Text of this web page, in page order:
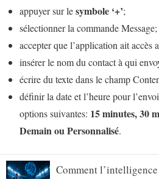
appuyer sur lesymbole ‘+’;
sélectionner la commande Message;
accepter que l’application ait accès
insérer le nom du contact à qui
écrire du texte dans le champ
définir la date et l’heure pour
options suivantes: 15 minutes, 30
Demain ou Personnalisé.
Comment